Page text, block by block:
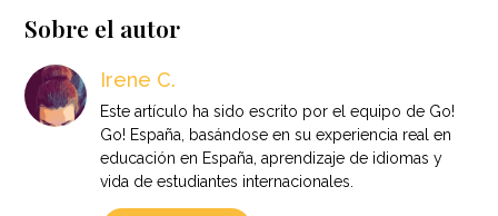
Sobre el autor
Irene C.
Este artículo ha sido escrito por el equipo de Go!
Go! España, basándose en su experiencia real en
educación en España, aprendizaje de idiomas y
vida de estudiantes internacionales.